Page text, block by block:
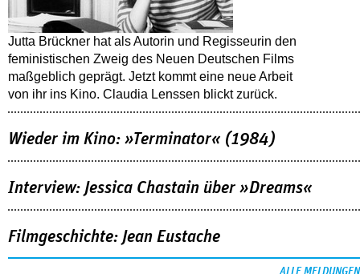
Jutta Brückner hat als Autorin und Regisseurin den
feministischen Zweig des Neuen Deutschen Films
maßgeblich geprägt. Jetzt kommt eine neue Arbeit
von ihr ins Kino. Claudia Lenssen blickt zurück.
Wieder im Kino: »Terminator« (1984)
Interview: Jessica Chastain über »Dreams«
Filmgeschichte: Jean Eustache